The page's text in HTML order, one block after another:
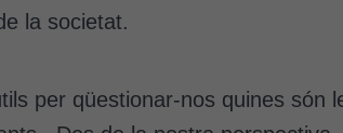
la societat.
per qüestionar-nos quines són